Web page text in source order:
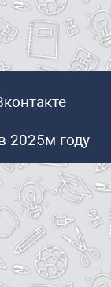
2025м году